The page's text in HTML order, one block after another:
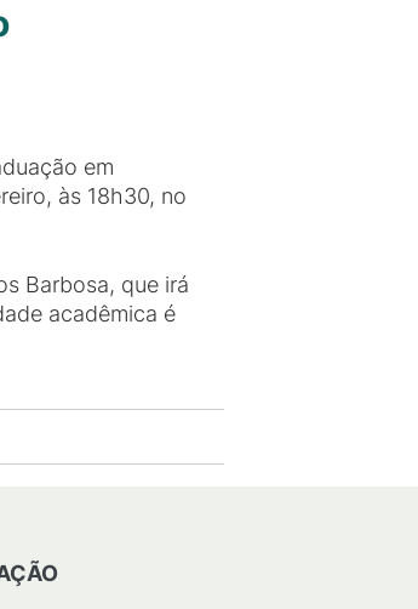
em
às 18h30, no
Barbosa, que irá
acadêmica é